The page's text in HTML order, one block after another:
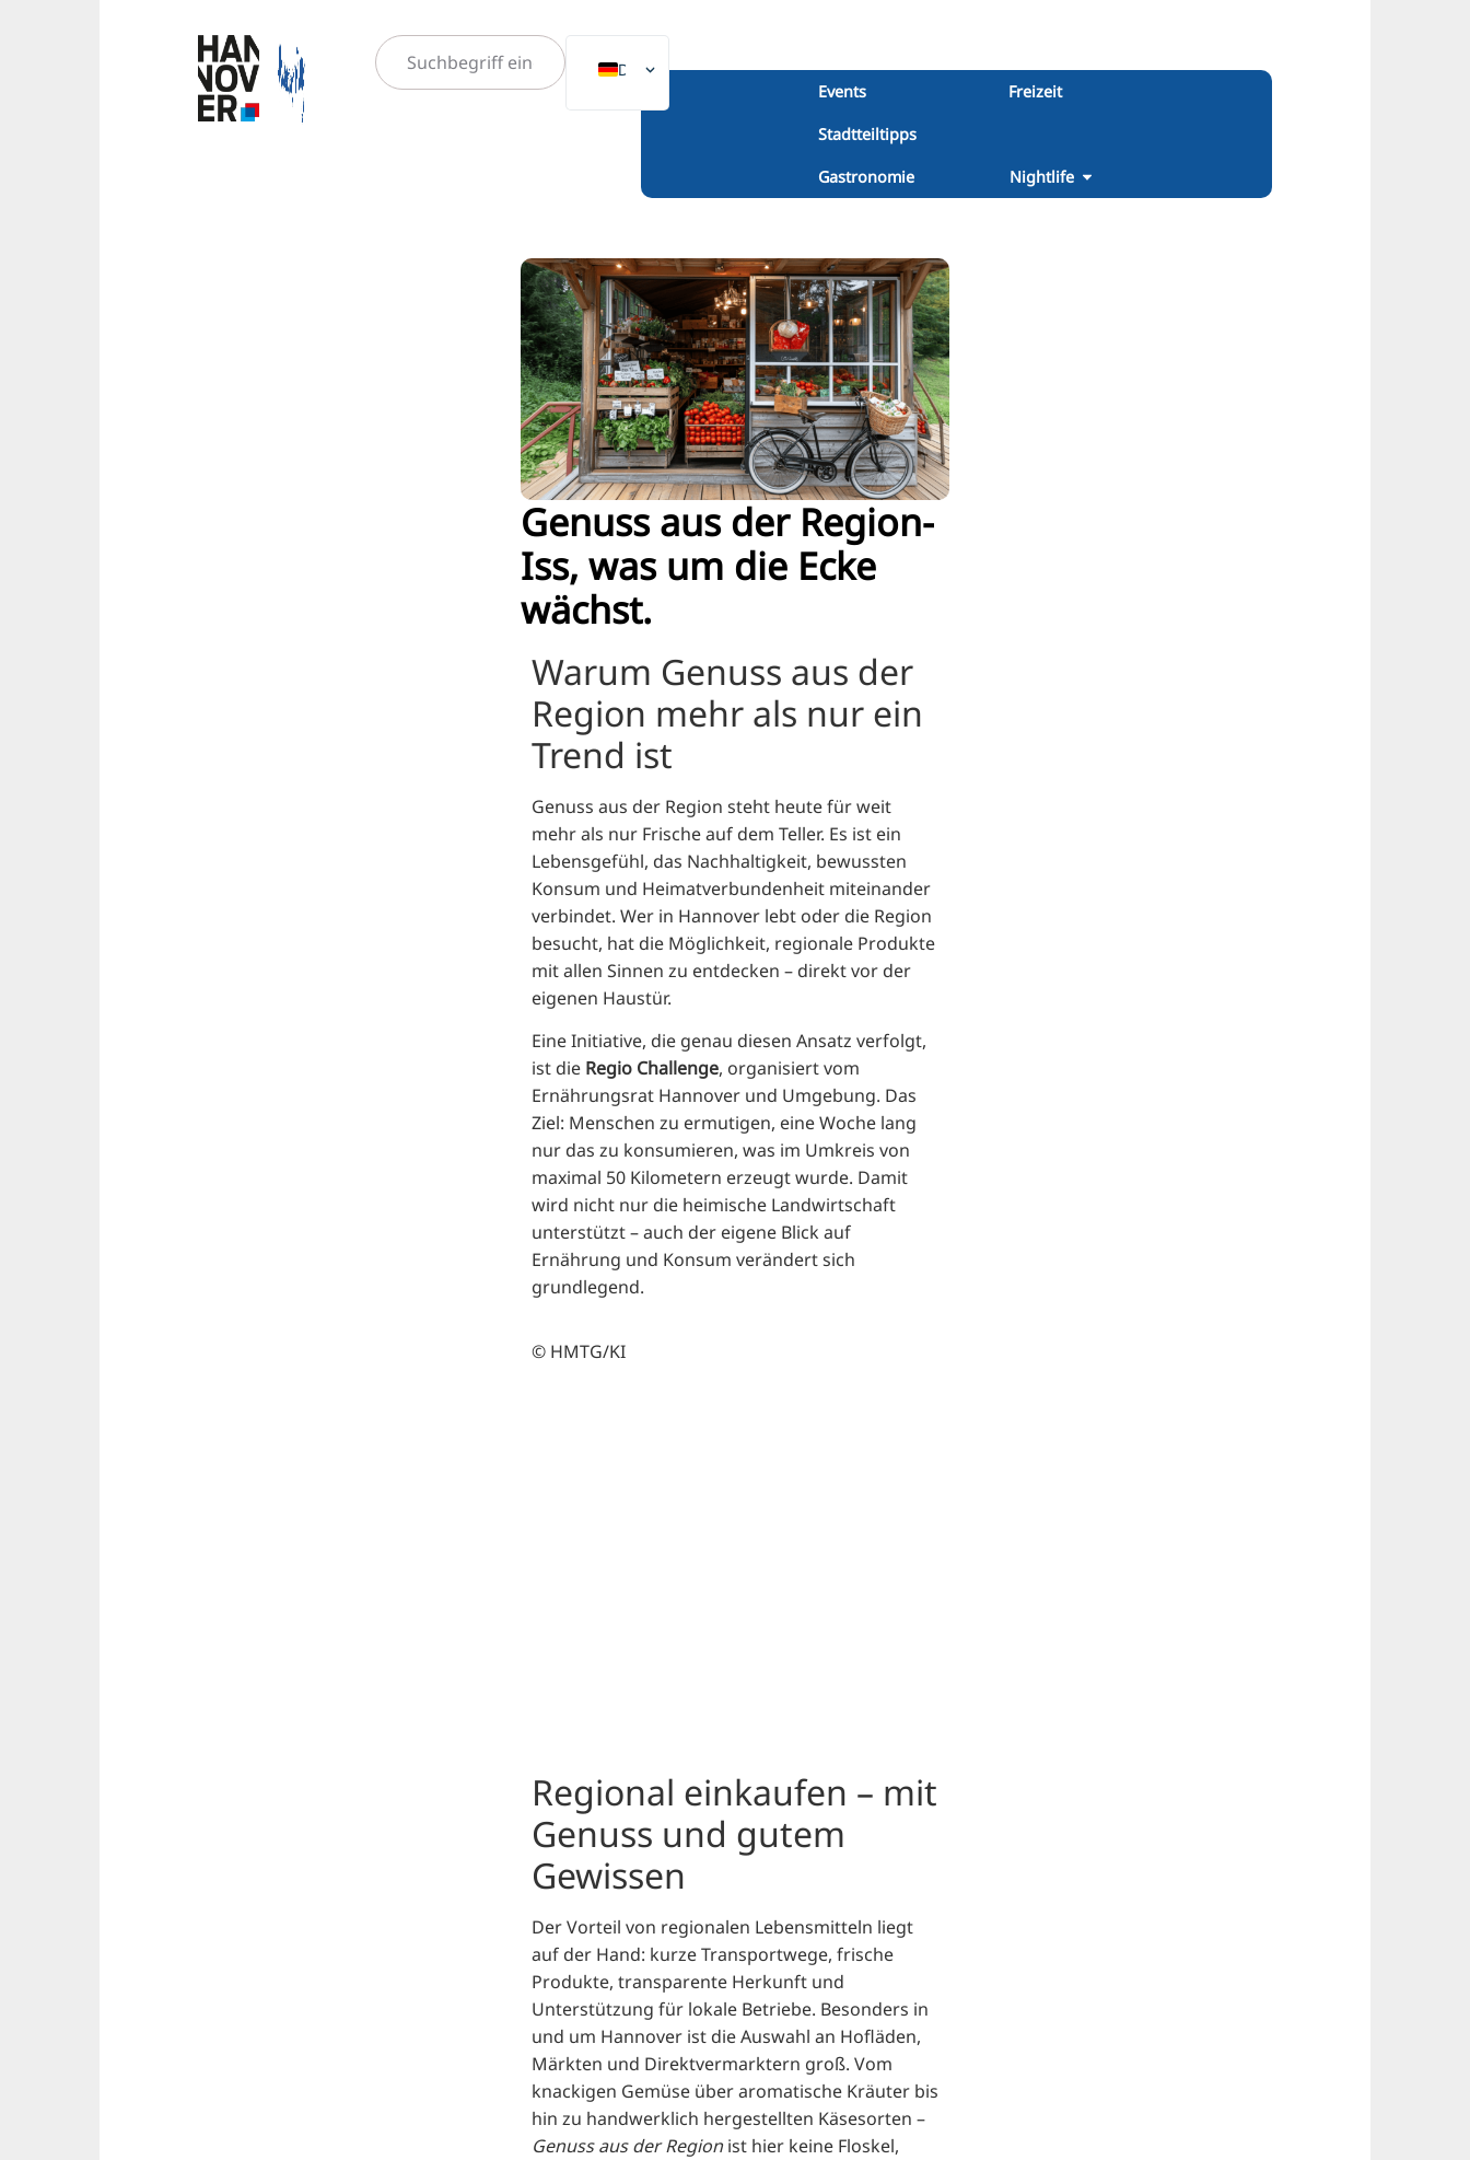
EN
IT
DA
SV
FR
PT
TR
RU
FI
KO
JA
BG
Events Freizeit
Stadtteiltipps
Gastronomie Nightlife
Genuss aus der Region-
Iss, was um die Ecke
wächst.
Warum Genuss aus der
Region mehr als nur ein
Trend ist
Genuss aus der Region steht heute für weit
mehr als nur Frische auf dem Teller. Es ist ein
Lebensgefühl, das Nachhaltigkeit, bewussten
Konsum und Heimatverbundenheit miteinander
verbindet. Wer in Hannover lebt oder die Region
besucht, hat die Möglichkeit, regionale Produkte
mit allen Sinnen zu entdecken – direkt vor der
eigenen Haustür.
Eine Initiative, die genau diesen Ansatz verfolgt,
ist die Regio Challenge, organisiert vom
Ernährungsrat Hannover und Umgebung. Das
Ziel: Menschen zu ermutigen, eine Woche lang
nur das zu konsumieren, was im Umkreis von
maximal 50 Kilometern erzeugt wurde. Damit
wird nicht nur die heimische Landwirtschaft
unterstützt – auch der eigene Blick auf
Ernährung und Konsum verändert sich
grundlegend.
© HMTG/KI
Regional einkaufen – mit
Genuss und gutem
Gewissen
Der Vorteil von regionalen Lebensmitteln liegt
auf der Hand: kurze Transportwege, frische
Produkte, transparente Herkunft und
Unterstützung für lokale Betriebe. Besonders in
und um Hannover ist die Auswahl an Hofläden,
Märkten und Direktvermarktern groß. Vom
knackigen Gemüse über aromatische Kräuter bis
hin zu handwerklich hergestellten Käsesorten –
Genuss aus der Regionist hier keine Floskel,